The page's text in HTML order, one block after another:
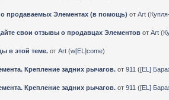
продаваемых Элементах (в помощь) отArt (
свои отзывы о продавцах Элементов отArt (
в этой теме. отArt (w[EL]come)
Крепление задних рычагов. от911 ([EL]
Крепление задних рычагов. от911 ([EL]